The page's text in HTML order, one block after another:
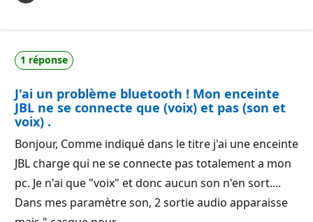
1 réponse
J'ai un problème bluetooth ! Mon enceinte
JBL ne se connecte que (voix) et pas (son et
voix) .
Bonjour, Comme indiqué dans le titre j'ai une enceinte
JBL charge qui ne se connecte pas totalement a mon
pc. Je n'ai que "voix" et donc aucun son n'en sort....
Dans mes paramètre son, 2 sortie audio apparaisse